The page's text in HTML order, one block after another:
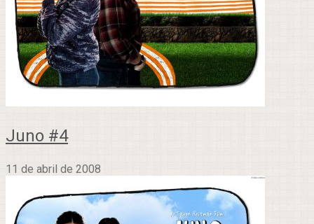
Juno #4
11 de abril de 2008